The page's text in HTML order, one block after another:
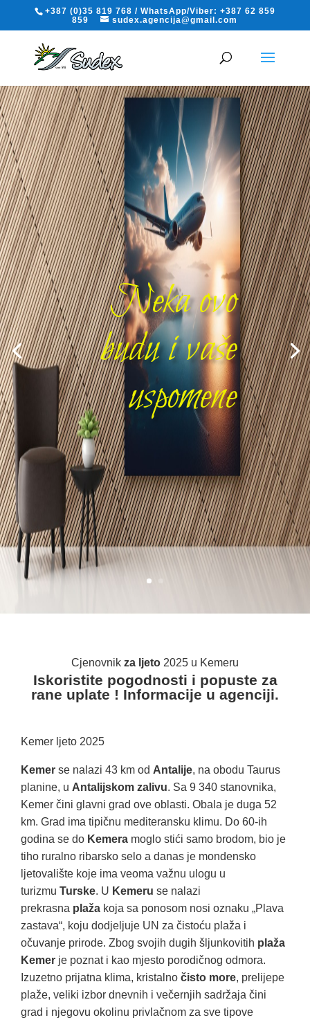
+387 (0)35 819 768 / WhatsApp/Viber: +387 62 859
859
sudex.agencija@gmail.com
Neka ovo
budu i vaše
uspomene
Cjenovnik za ljeto 2025 u Kemeru
Iskoristite pogodnosti i popuste za
rane uplate ! Informacije u agenciji.
Kemer ljeto 2025
Kemer se nalazi 43 km od Antalije, na obodu Taurus
planine, u Antalijskom zalivu. Sa 9 340 stanovnika,
Kemer čini glavni grad ove oblasti. Obala je duga 52
km. Grad ima tipičnu mediteransku klimu. Do 60-ih
godina se do Kemera moglo stići samo brodom, bio je
tiho ruralno ribarsko selo a danas je mondensko
ljetovalište koje ima veoma važnu ulogu u
turizmuTurske. U Kemeru se nalazi
prekrasna plaža koja sa ponosom nosi oznaku „Plava
zastava“, koju dodjeljuje UN za čistoću plaža i
očuvanje prirode. Zbog svojih dugih šljunkovitih plaža
Kemer je poznat i kao mjesto porodičnog odmora.
Izuzetno prijatna klima, kristalnočisto more, prelijepe
plaže, veliki izbor dnevnih i večernjih sadržaja čini
grad i njegovu okolinu privlačnom za sve tipove